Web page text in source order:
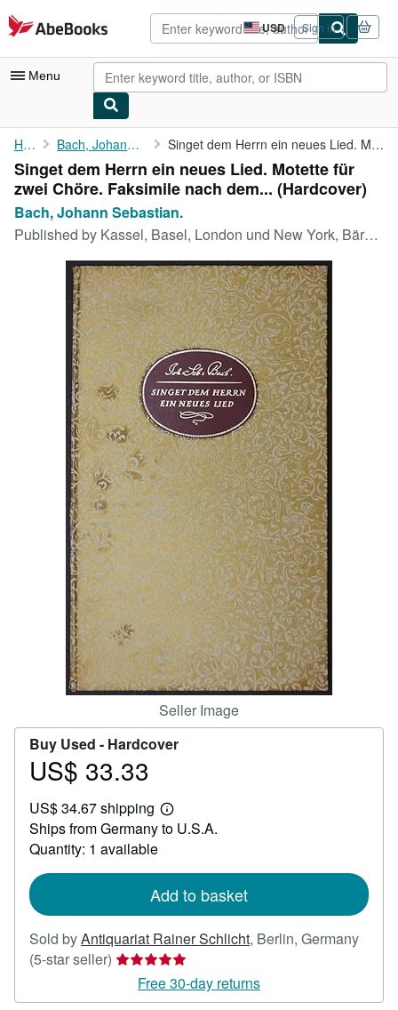
Skip to main content
AbeBooks.com USD
Site
shopping
preferences
Sign in
Menu
My Account
My Purchases
Advanced Search
Browse Collections
Rare Books
Art & Collectibles
Textbooks
Start Selling
CLOSE
Home Bach, Johann Sebastian. Singet dem Herrn ein neues Lied. Motette für zwei Chöre. ...
Singet dem Herrn ein neues Lied. Motette für
zwei Chöre. Faksimile nach dem... (Hardcover)
Bach, Johann Sebastian.
Published by Kassel, Basel, London und New York, Bärenreiter Verlag., 1958
Seller Image
Buy Used - Hardcover
Price
33.33
US$ 33.33
US$ 34.67 shipping
Learn
more
Ships from Germany to U.S.A.
Quantity: 1 available
Add to basket
Sold byAntiquariat Rainer Schlicht, Berlin, Germany
(5-star seller) Seller
rating
5
Free 30-day returns